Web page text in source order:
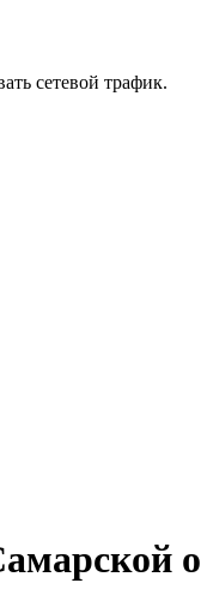
сетевой трафик.